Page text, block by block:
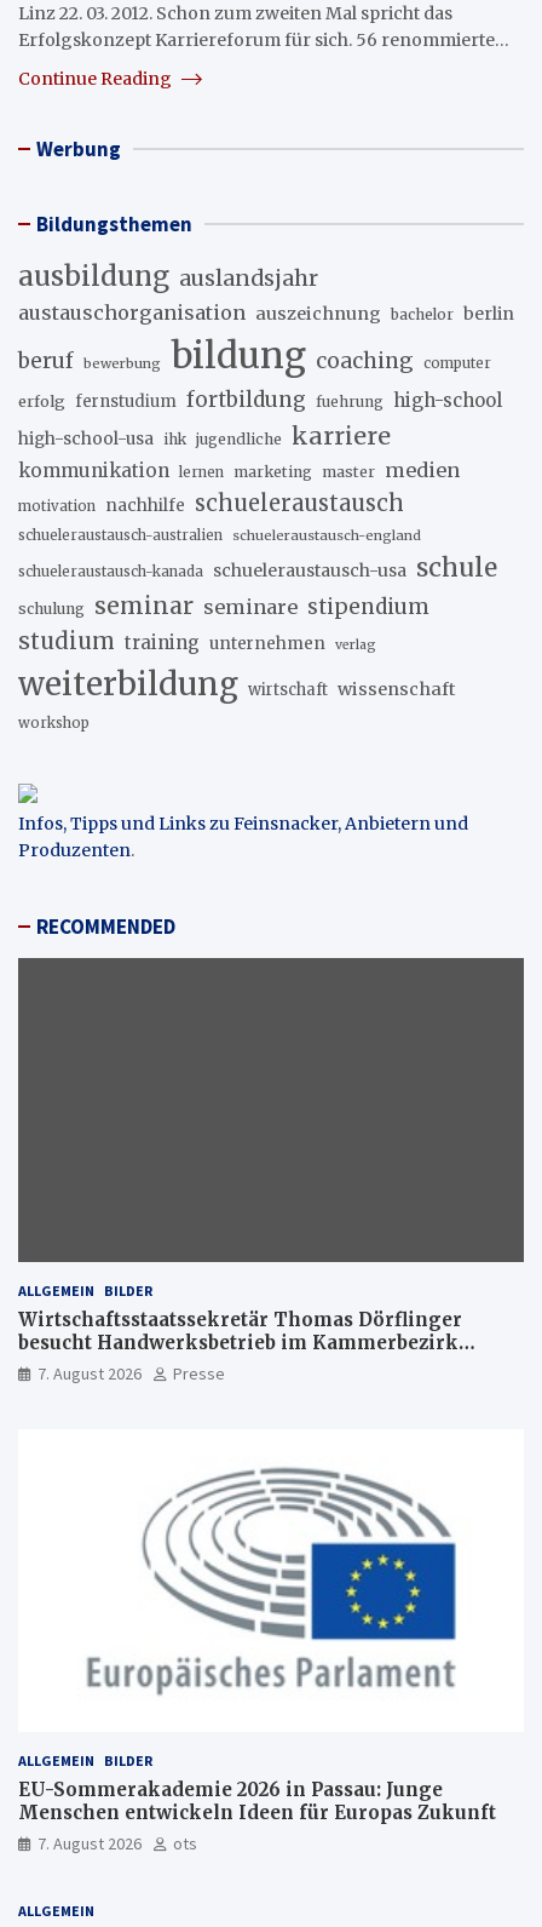
Linz 22. 03. 2012. Schon zum zweiten Mal spricht das
Erfolgskonzept Karriereforum für sich. 56 renommierte…
Continue Reading
Werbung
Bildungsthemen
ausbildung auslandsjahr
austauschorganisation auszeichnung bachelor berlin
beruf bewerbung bildung coaching computer
erfolg fernstudium fortbildung fuehrung high-school
high-school-usa ihk jugendliche karriere
kommunikation lernen marketing master medien
motivation nachhilfe schueleraustausch
schueleraustausch-australien schueleraustausch-england
schueleraustausch-kanada schueleraustausch-usa schule
schulung seminar seminare stipendium
studium training unternehmen verlag
weiterbildung wirtschaft wissenschaft
workshop
Infos, Tipps und Links zu Feinsnacker, Anbietern und
Produzenten.
RECOMMENDED
ALLGEMEIN BILDER
Wirtschaftsstaatssekretär Thomas Dörflinger
besucht Handwerksbetrieb im Kammerbezirk
Freiburg
7. August 2026 Presse
ALLGEMEIN BILDER
EU-Sommerakademie 2026 in Passau: Junge
Menschen entwickeln Ideen für Europas Zukunft
7. August 2026 ots
ALLGEMEIN